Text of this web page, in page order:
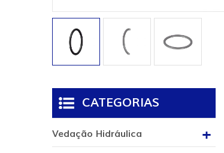
CATEGORIAS
Vedação Hidráulica